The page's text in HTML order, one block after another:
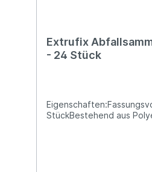
Extrufix
- 24 Stück
StückBestehend aus